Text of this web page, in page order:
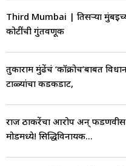
Third Mumbai | तिसऱ्या
कोटींची गुंतवणूक
तुकाराम मुंढेंचं ‘कॉक्रोच’बाबत
टाळ्यांचा कडकडाट,
राज ठाकरेंचा आरोप अन्
मोडमध्ये! सिद्धिविनायक...